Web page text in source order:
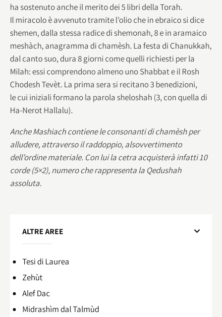
ha sostenuto anche il merito dei 5 libri della Torah.
Il miracolo è avvenuto tramite l’olio che in ebraico si dice
shemen, dalla stessa radice di shemonah, 8 e in aramaico
meshàch, anagramma di chamèsh. La festa di Chanukkah,
dal canto suo, dura 8 giorni come quelli richiesti per la
Milah: essi comprendono almeno uno Shabbat e il Rosh
Chodesh Tevèt. La prima sera si recitano 3 benedizioni,
le cui iniziali formano la parola sheloshah (3, con quella di
Ha-Nerot Hallalu).
Anche Mashiach contiene le consonanti di chamèsh per
alludere, attraverso il raddoppio, alsovvertimento
dell’ordine materiale. Con lui la cetra acquisterà infatti 10
corde (5×2), numero che rappresenta la Qedushah
assoluta.
ALTRE AREE
Tesi di Laurea
Zehùt
Alef Dac
Midrashìm dal Talmùd